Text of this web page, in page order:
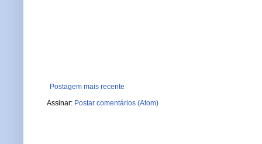
Postagem mais recente
Assinar: Postar comentários (Atom)